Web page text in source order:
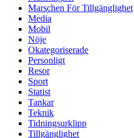
Marschen För Tillgänglighet
Media
Mobil
Nöje
Okategoriserade
Personligt
Resor
Sport
Statist
Tankar
Teknik
Tidningsurklipp
Tillgänglighet